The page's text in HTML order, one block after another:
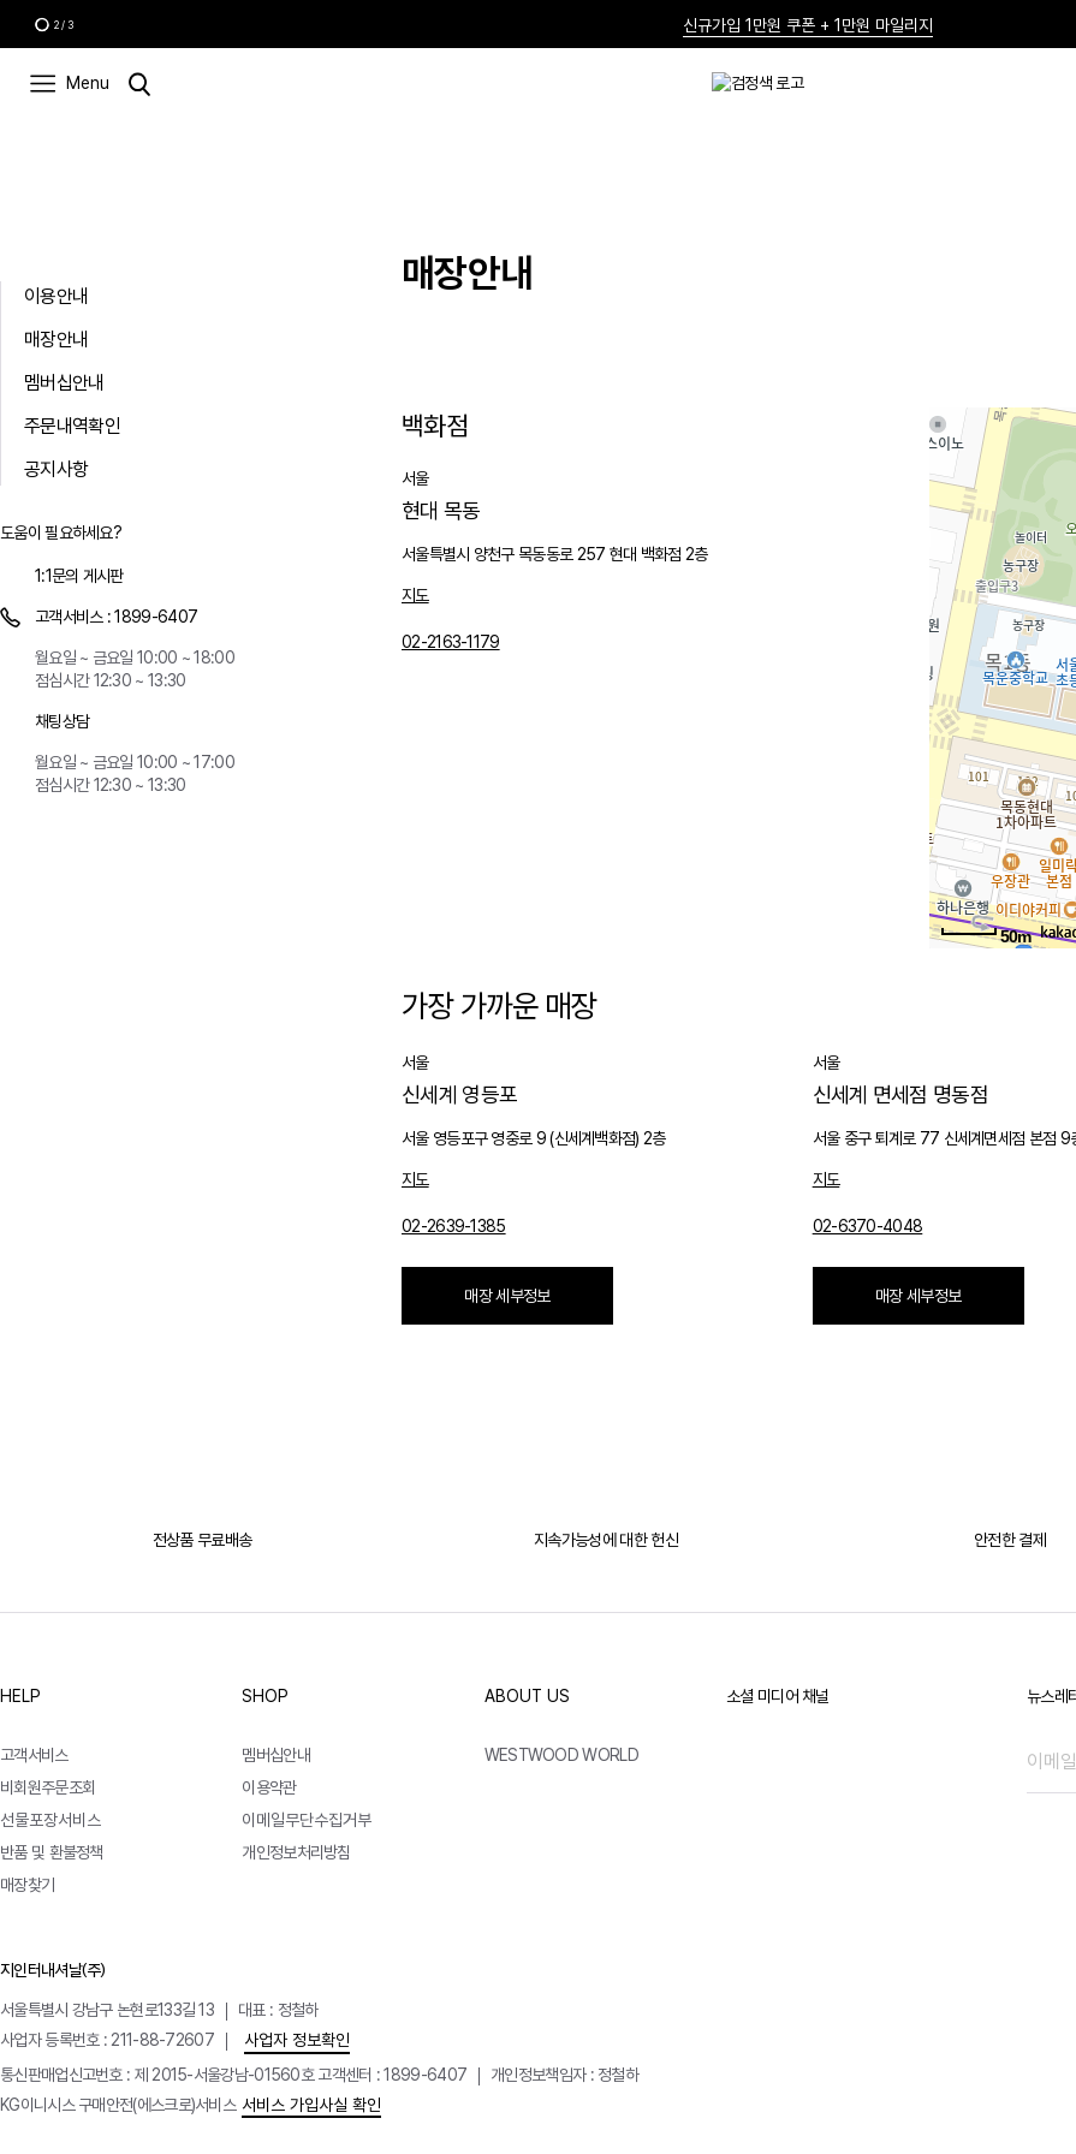
신규가입 1만원 쿠폰 + 1만원 마일리지
선물 포장재 제공 서비스
2 / 3
Menu
이용안내
매장안내
멤버십안내
주문내역확인
공지사항
도움이 필요하세요?
1:1문의 게시판
고객서비스 :1899-6407
월요일 ~ 금요일 10:00 ~ 18:00
점심시간 12:30 ~ 13:30
채팅상담
월요일 ~ 금요일 10:00 ~ 17:00
점심시간 12:30 ~ 13:30
매장안내
백화점
서울
현대 목동
서울특별시 양천구 목동동로 257 현대 백화점 2층
지도
02-2163-1179
50m
가장 가까운 매장
서울
신세계 영등포
서울 영등포구 영중로 9 (신세계백화점) 2층
지도
02-2639-1385
매장 세부정보
서울
신세계 면세점 명동점
서울 중구 퇴계로 77 신세계면세점 본점 9
지도
02-6370-4048
매장 세부정보
전상품 무료배송 지속가능성에 대한헌신 안전한 결제
뉴스레
소셜 미디어 채널
HELP
고객서비스
비회원주문조회
선물포장서비스
반품 및 환불정책
매장찾기
SHOP
멤버십안내
이용약관
이메일무단수집거부
개인정보처리방침
ABOUT US
WESTWOOD WORLD
지인터내셔날(주)
서울특별시 강남구 논현로133길 13
대표 : 정철하
사업자 등록번호 : 211-88-72607
사업자 정보확인
통신판매업신고번호 : 제 2015-서울강남-01560호 고객센터 : 1899-6407
개인정보책임자 : 정철하
KG이니시스 구매안전(에스크로)서비스 서비스 가입사실 확인